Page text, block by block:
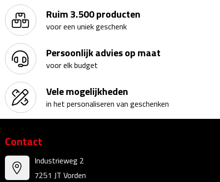
Kantoor & Zakelijk
Agenda's & Kalenders
Agenda's
Kalenders
Beurs & Evenementen
Banners
Barmatten
Ruim 3.500 producten
voor een uniek geschenk
Persoonlijk advies op maat
voor elk budget
Vele mogelijkheden
in het personaliseren van geschenken
Contact
Industrieweg 2
7251 JT Vorden